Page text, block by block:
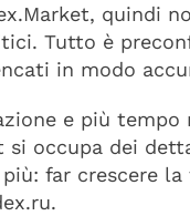
quindi
Tutto è
in modo
e più tempo
si occupa dei
far crescere